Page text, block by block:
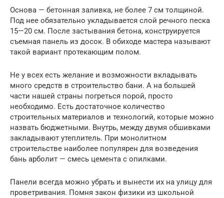
Основа — бетонная заливка, не более 7 см толщиной.
Под нее обязательно укладывается слой речного песка
15—20 см. После застывания бетона, конструируется
съемная панель из досок. В обиходе мастера называют
такой вариант протекающим полом.
Не у всех есть желание и возможности вкладывать
много средств в строительство бани. А на большей
части нашей страны погреться порой, просто
необходимо. Есть достаточное количество
строительных материалов и технологий, которые можно
назвать бюджетными. Внутрь, между двумя обшивками
закладывают утеплитель. При монолитном
строительстве наиболее популярен для возведения
бань арболит — смесь цемента с опилками.
Панели всегда можно убрать и вынести их на улицу для
проветривания. Помня закон физики из школьной